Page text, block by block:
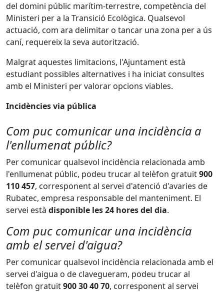
del domini públic marítim-terrestre, competència del
Ministeri per a la Transició Ecològica. Qualsevol
actuació, com ara delimitar o tancar una zona per a ús
caní, requereix la seva autorització.
Malgrat aquestes limitacions, l'Ajuntament està
estudiant possibles alternatives i ha iniciat consultes
amb el Ministeri per valorar opcions viables.
Incidències via pública
Com puc comunicar una incidència a
l'enllumenat públic?
Per comunicar qualsevol incidència relacionada amb
l'enllumenat públic, podeu trucar al telèfon gratuït900
110 457, corresponent al servei d'atenció d'avaries de
Rubatec, empresa responsable del manteniment. El
servei està disponible les 24 hores del dia.
Com puc comunicar una incidència
amb el servei d'aigua?
Per comunicar qualsevol incidència relacionada amb el
servei d'aigua o de clavegueram, podeu trucar al
telèfon gratuït900 30 40 70, corresponent al servei